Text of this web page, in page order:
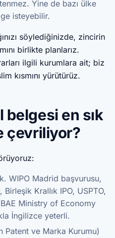
Yine de bazı ülke
isteyebilir.
söylediğinizde, zincirin
birlikte planlarız.
ilgili kurumlara ait; biz
kısmını yürütürüz.
en sık
çevriliyor?
WIPO Madrid başvurusu,
Krallık IPO, USPTO,
Ministry of Economy
İngilizce yeterli.
Patent ve Marka Kurumu)